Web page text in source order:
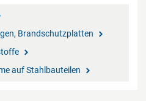
Brandschutzplatten
auf Stahlbauteilen